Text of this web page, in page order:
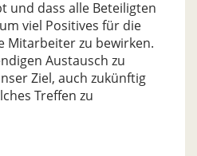
und dass alle Beteiligten
viel Positives für die
Mitarbeiter zu bewirken.
Austausch zu
Ziel, auch zukünftig
Treffen zu